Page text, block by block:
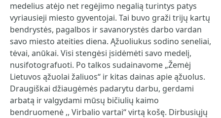
medelius atėjo net regėjimo negalią turintys patys
vyriausieji miesto gyventojai. Tai buvo graži trijų kartų
bendrystės, pagalbos ir savanorystės darbo vardan
savo miesto ateities diena. Ąžuoliukus sodino seneliai,
tėvai, anūkai. Visi stengėsi įsidėmėti savo medelį,
nusifotografuoti. Po talkos sudainavome „Žemėj
Lietuvos ąžuolai žaliuos“ ir kitas dainas apie ąžuolus.
Draugiškai džiaugėmės padarytu darbu, gerdami
arbatą ir valgydami mūsų bičiulių kaimo
bendruomenė ,, Virbalio vartai‘‘ virtą košę. Dirbusiųjų